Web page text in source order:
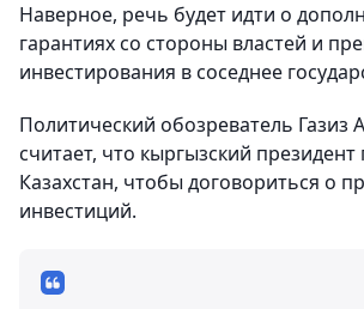
Наверное, речь будет идти о
гарантиях со стороны властей и
инвестирования в соседнее
Политический обозреватель Газиз
считает, что кыргызский
Казахстан, чтобы договориться о
инвестиций.